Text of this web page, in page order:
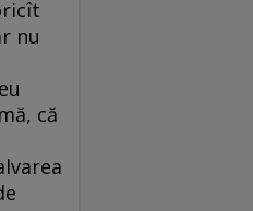
nu
că